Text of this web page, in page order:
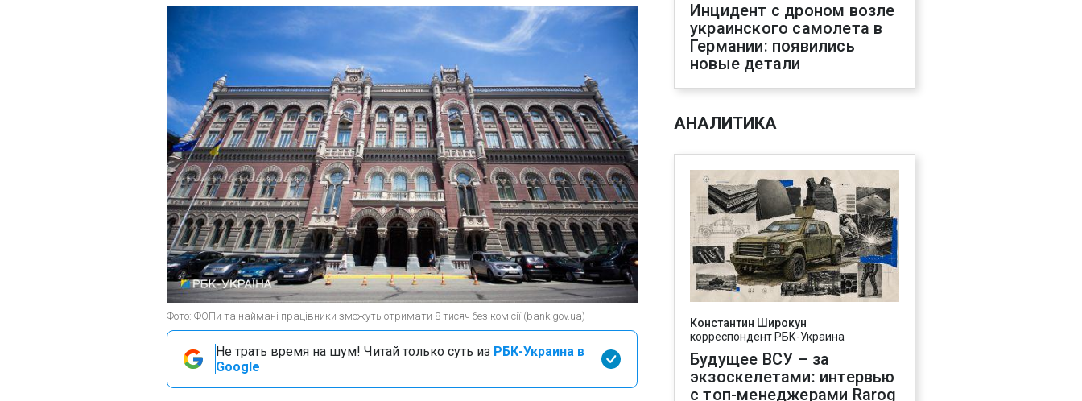
Фото: ФОПи та наймані працівники зможуть отримати 8 тисяч без комісії (bank.gov.ua)
Не трать время на шум! Читай только суть из РБК-Украина в
Google
Инцидент с дроном возле
украинского самолета в
Германии: появились
новые детали
АНАЛИТИКА
Константин Широкун
корреспондент РБК-Украина
Будущее ВСУ – за
экзоскелетами: интервью
с топ-менеджерами Rarog